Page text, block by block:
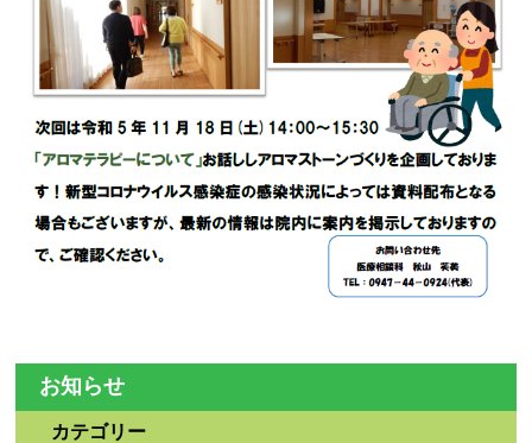
お知らせ
カテゴリー